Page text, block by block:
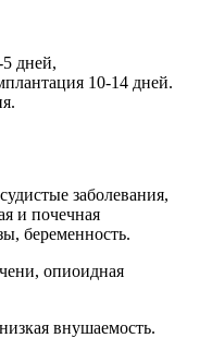
дней,
10-14 дней.
заболевания,
и почечная
беременность.
опиоидная
внушаемость.